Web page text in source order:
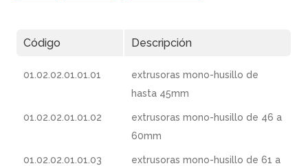
Código Descripción
01.02.02.01.01.01
extrusoras mono-husillo de
hasta 45mm
01.02.02.01.01.02
extrusoras mono-husillo de 46 a
60mm
01.02.02.01.01.03
extrusoras mono-husillo de 61 a